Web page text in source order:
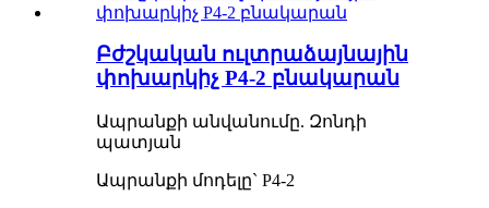
Բժշկական ուլտրաձայնային
փոխարկիչ P4-2 բնակարան
Ապրանքի անվանումը. Զոնդի
պատյան
Ապրանքի մոդելը` P4-2